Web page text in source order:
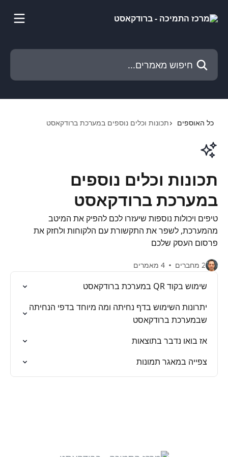
חיפוש מאמרים...
כל האוספים תכונות וכלים נוספים במערכת ברודקאסט
תכונות וכלים נוספים
במערכת ברודקאסט
טיפים ויכולות נוספות שיעזרו לכם להפיק את המיטב
מהמערכת, לשפר את התקשורת עם הלקוחות ולחזק את
פרסום העסק שלכם
2 מחברים 4 מאמרים
שימוש בקוד QR במערכת ברודקאסט
יתרונות השימוש בדף נחיתה ומה מיוחד בדפי הנחיתה
שבמערכת ברודקאסט
אז בואו נדבר בתוצאות
צפייה במאגר תמונות